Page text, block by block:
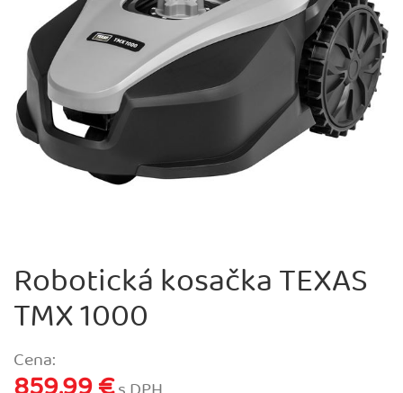
Robotická kosačka TEXAS
TMX 1000
Cena: